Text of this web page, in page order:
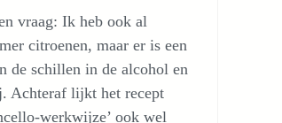
vraag: Ik heb ook al
citroenen, maar er is een
de schillen in de alcohol en
Achteraf lijkt het recept
werkwijze’ ook wel